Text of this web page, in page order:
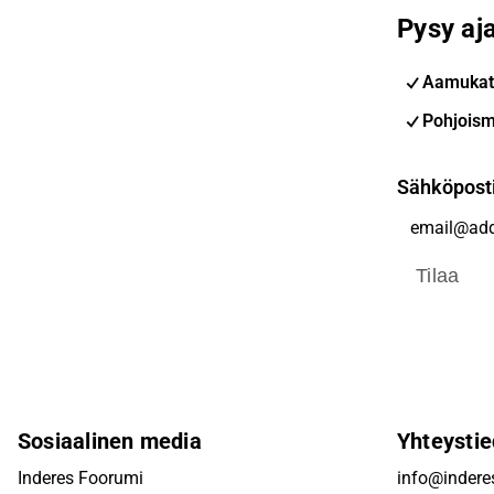
Pysy
Tilaa
Sosiaalinen media
Inderes Foorumi